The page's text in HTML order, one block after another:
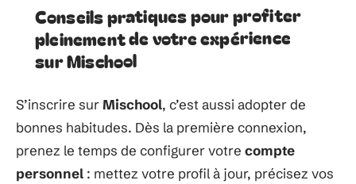
Conseils pratiques pour profiter
pleinement de votre expérience
sur Mischool
S’inscrire sur Mischool, c’est aussi adopter de
bonnes habitudes. Dès la première connexion,
prenez le temps de configurer votre compte
personnel : mettez votre profil à jour, précisez vos